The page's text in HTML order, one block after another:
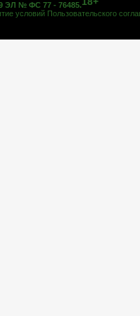
ЭЛ № ФС 77 - 76485.
условий Пользовательского